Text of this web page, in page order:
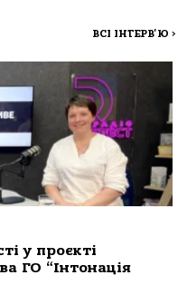
ВСІ ІНТЕРВ'Ю >
у проєкті
ГО “Інтонація